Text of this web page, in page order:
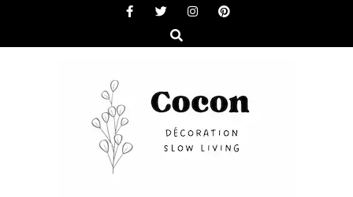
content
Search